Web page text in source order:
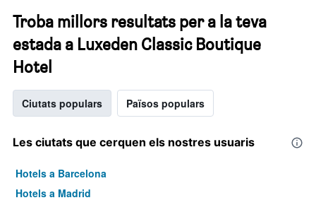
Troba millors resultats per a la teva
estada a Luxeden Classic Boutique
Hotel
Ciutats populars Països populars
Les ciutats que cerquen els nostres usuaris
Hotels a Barcelona
Hotels a Madrid